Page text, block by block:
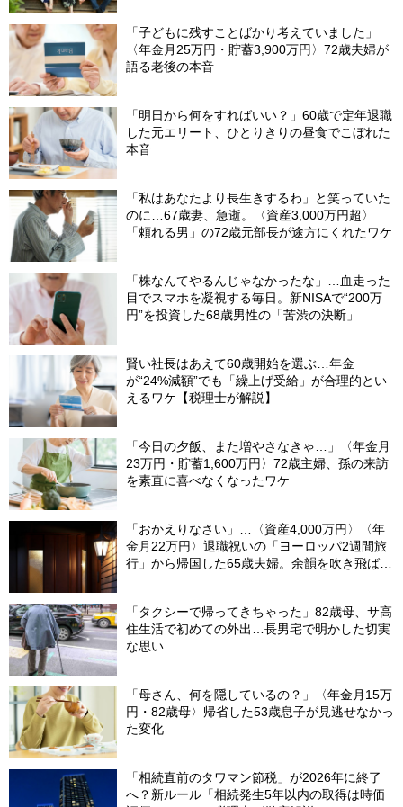
「子どもに残すことばかり考えていました」
〈年金月25万円・貯蓄3,900万円〉72歳夫婦が
語る老後の本音
「明日から何をすればいい？」60歳で定年退職
した元エリート、ひとりきりの昼食でこぼれた
本音
「私はあなたより長生きするわ」と笑っていた
のに…67歳妻、急逝。〈資産3,000万円超〉
「頼れる男」の72歳元部長が途方にくれたワケ
「株なんてやるんじゃなかったな」…血走った
目でスマホを凝視する毎日。新NISAで“200万
円”を投資した68歳男性の「苦渋の決断」
賢い社長はあえて60歳開始を選ぶ…年金
が“24%減額”でも「繰上げ受給」が合理的とい
えるワケ【税理士が解説】
「今日の夕飯、また増やさなきゃ…」〈年金月
23万円・貯蓄1,600万円〉72歳主婦、孫の来訪
を素直に喜べなくなったワケ
「おかえりなさい」…〈資産4,000万円〉〈年
金月22万円〉退職祝いの「ヨーロッパ2週間旅
行」から帰国した65歳夫婦。余韻を吹き飛ばし
「タクシーで帰ってきちゃった」82歳母、サ高
住生活で初めての外出…長男宅で明かした切実
な思い
「母さん、何を隠しているの？」〈年金月15万
円・82歳母〉帰省した53歳息子が見逃せなかっ
た変化
「相続直前のタワマン節税」が2026年に終了
へ？新ルール「相続発生5年以内の取得は時価